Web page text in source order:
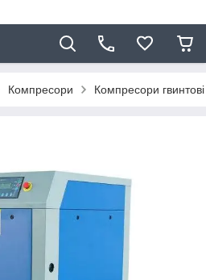
Компресори Компресори